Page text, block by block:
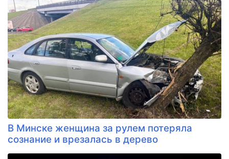
В Минске женщина за рулем потеряла
сознание и врезалась в дерево